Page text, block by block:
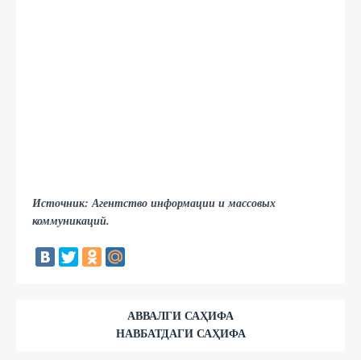
Источник: Агентство информации и массовых
коммуникаций.
АВВАЛГИ САҲИФА
НАВБАТДАГИ САҲИФА